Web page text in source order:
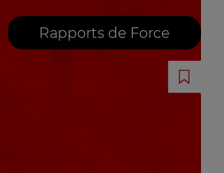
Rapports de Force